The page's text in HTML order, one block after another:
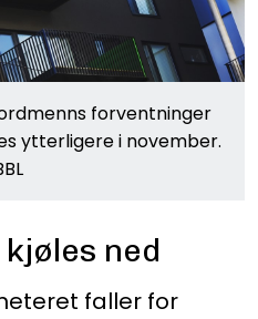
forventninger
ytterligere i november.
ned
faller for